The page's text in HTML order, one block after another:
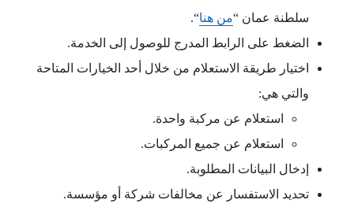
سلطنة عمان “من هنا“.
الضغط على الرابط المدرج للوصول إلى الخدمة.
اختيار طريقة الاستعلام من خلال أحد الخيارات المتاحة
والتي هي:
استعلام عن مركبة واحدة.
استعلام عن جميع المركبات.
إدخال البيانات المطلوبة.
تحديد الاستفسار عن مخالفات شركة أو مؤسسة.